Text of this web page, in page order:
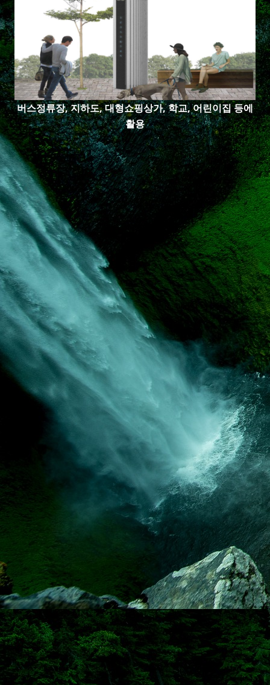
버스정류장, 지하도, 대형쇼핑상가, 학교, 어린이집 등에
활용